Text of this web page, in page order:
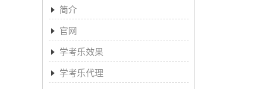
简介
官网
学考乐效果
学考乐代理